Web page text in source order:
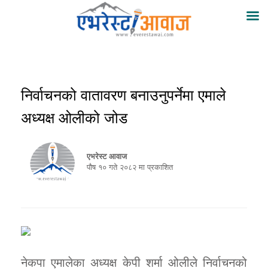
निर्वाचनको वातावरण बनाउनुपर्नेमा एमाले
अध्यक्ष ओलीको जोड
एभरेस्ट आवाज
पौष १० गते २०८२ मा प्रकाशित
नेकपा एमालेका अध्यक्ष केपी शर्मा ओलीले निर्वाचनको